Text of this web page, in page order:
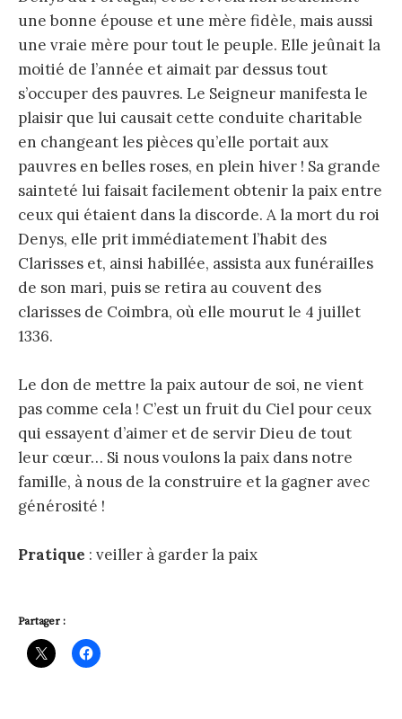
une bonne épouse et une mère fidèle, mais aussi
une vraie mère pour tout le peuple. Elle jeûnait la
moitié de l’année et aimait par dessus tout
s’occuper des pauvres. Le Seigneur manifesta le
plaisir que lui causait cette conduite charitable
en changeant les pièces qu’elle portait aux
pauvres en belles roses, en plein hiver ! Sa grande
sainteté lui faisait facilement obtenir la paix entre
ceux qui étaient dans la discorde. A la mort du roi
Denys, elle prit immédiatement l’habit des
Clarisses et, ainsi habillée, assista aux funérailles
de son mari, puis se retira au couvent des
clarisses de Coimbra, où elle mourut le 4 juillet
1336.
Le don de mettre la paix autour de soi, ne vient
pas comme cela ! C’est un fruit du Ciel pour ceux
qui essayent d’aimer et de servir Dieu de tout
leur cœur… Si nous voulons la paix dans notre
famille, à nous de la construire et la gagner avec
générosité !
Pratique : veiller à garder la paix
Partager :